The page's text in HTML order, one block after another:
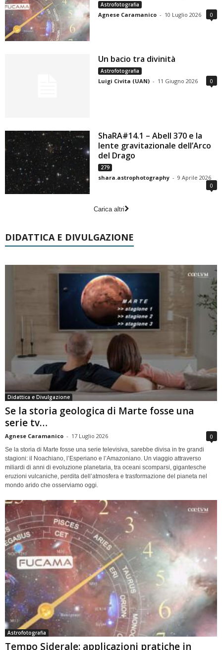
Astrofotografia
Agnese Caramanico - 10 Luglio 2026 0
Un bacio tra divinità
Astrofotografia
Luigi Civita (UAN) - 11 Giugno 2026 0
ShaRA#14.1 – Abell 370 e la
lente gravitazionale dell’Arco
del Drago
279
shara.astrophotography - 9 Aprile 2026
0
Carica altri
DIDATTICA E DIVULGAZIONE
Didattica e Divulgazione
Se la storia geologica di Marte fosse una
serie tv…
Agnese Caramanico - 17 Luglio 2026 0
Se la storia di Marte fosse una serie televisiva, sarebbe divisa in tre grandi
stagioni: il Noachiano, l’Esperiano e l’Amazoniano. Un viaggio attraverso
miliardi di anni di evoluzione planetaria, tra oceani scomparsi, gigantesche
eruzioni vulcaniche, perdita dell’atmosfera e trasformazione del pianeta nel
mondo arido che osserviamo oggi.
Astrofotografia
Tempo Siderale: applicazioni pratiche in